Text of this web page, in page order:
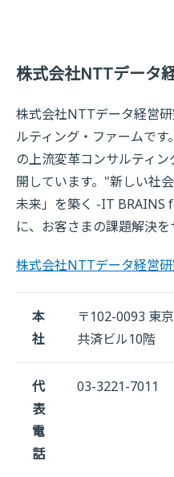
株式会社NTTデータ
株式会社NTTデータ経営
ルティング・ファームで
の上流変革コンサルティ
開しています。"新しい社
未来」を築く -IT
に、お客さまの課題解決を
株式会社NTTデータ経営
本
社
〒102-0093 東
共済ビル10階
代
表
電
話
03-3221-7011